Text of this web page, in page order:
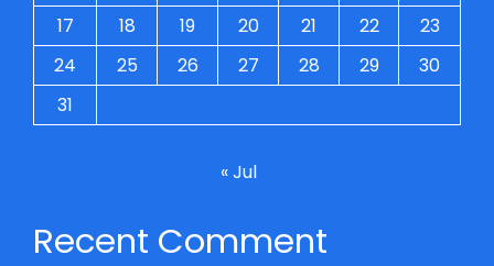
17
18 19 20 21 22
23
24
25 26 27 28 29
30
31
« Jul
Recent Comment